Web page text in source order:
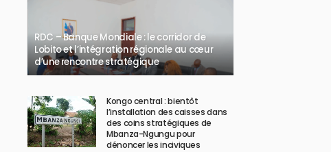
RDC – Banque Mondiale : le corridor de
Lobito et l’intégration régionale au cœur
d’une rencontre stratégique
Kongo central : bientôt
l’installation des caisses dans
des coins stratégiques de
Mbanza-Ngungu pour
dénoncer les inciviques